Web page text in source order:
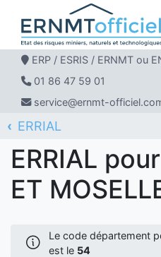
ERP / ESRIS / ERNMT ou
01 86 47 59 01
service@ernmt-
ERNMT Officiel
ERRIAL
MEURTHE ET MOSELLE
ERRIAL
ET
Le code département
est le 54